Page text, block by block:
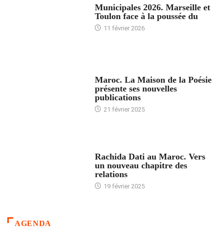
Municipales 2026. Marseille et
Toulon face à la poussée du
11 février 2026
Maroc. La Maison de la Poésie
présente ses nouvelles
publications
21 février 2025
Rachida Dati au Maroc. Vers
un nouveau chapitre des
relations
19 février 2025
AGENDA